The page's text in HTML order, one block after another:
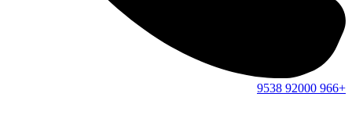
+966
92000
9538